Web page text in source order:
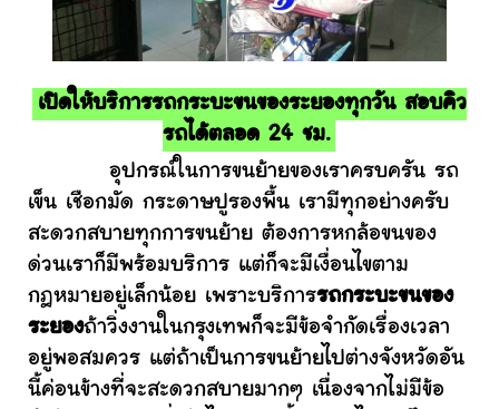
เปิดให้บริการรถกระบะขนของระยองทุกวัน สอบคิว
รถได้ตลอด 24 ชม.
อุปกรณ์ในการขนย้ายของเราครบครัน รถ
เข็น เชือกมัด กระดาษปูรองพื้น เรามีทุกอย่างครับ
สะดวกสบายทุกการขนย้าย ต้องการหกล้อขนของ
ด่วนเราก็มีพร้อมบริการ แต่ก็จะมีเงื่อนไขตาม
กฎหมายอยู่เล็กน้อย เพราะบริการรถกระบะขนของ
ระยองถ้าวิ่งงานในกรุงเทพก็จะมีข้อจำกัดเรื่องเวลา
อยู่พอสมควร แต่ถ้าเป็นการขนย้ายไปต่างจังหวัดอัน
นี้ค่อนข้างที่จะสะดวกสบายมากๆ เนื่องจากไม่มีข้อ